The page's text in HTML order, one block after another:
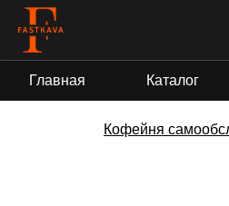
Главная Каталог
Кофейня